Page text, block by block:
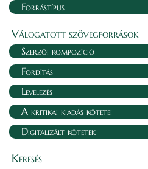
Forrástípus
Válogatott szövegforrások
Szerzői kompozíció
Fordítás
Levelezés
A kritikai kiadás kötetei
Digitalizált kötetek
Keresés